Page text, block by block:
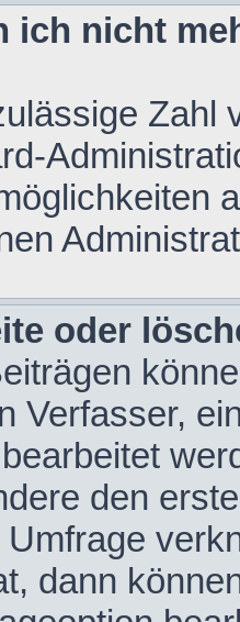
ich nicht
Zahl
oder
Verfasser,
den
dann